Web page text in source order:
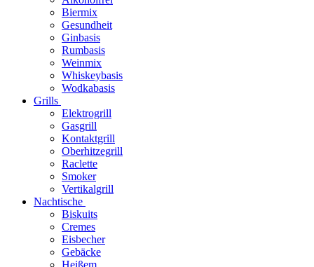
Biermix
Gesundheit
Ginbasis
Rumbasis
Weinmix
Whiskeybasis
Wodkabasis
Grills
Elektrogrill
Gasgrill
Kontaktgrill
Oberhitzegrill
Raclette
Smoker
Vertikalgrill
Nachtische
Biskuits
Cremes
Eisbecher
Gebäcke
Heißem